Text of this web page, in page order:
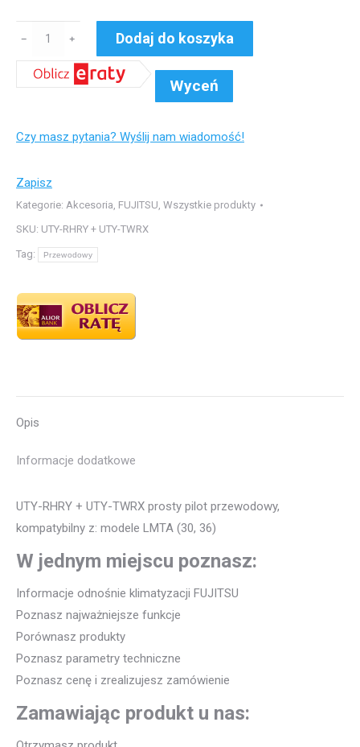
RHRY
TWRX
pilot
przewodowy,
kompatybilny
z:
LMTA
(30,
36)
﹣ ﹢ Dodaj do koszyka
Wyceń
Czy masz pytania? Wyślij nam wiadomość!
Zapisz
Kategorie: Akcesoria, FUJITSU, Wszystkie produkty
SKU: UTY-RHRY + UTY-TWRX
Tag: Przewodowy
Opis
Informacje dodatkowe
UTY-RHRY + UTY-TWRX prosty pilot przewodowy,
kompatybilny z: modele LMTA (30, 36)
W jednym miejscu poznasz:
Informacje odnośnie klimatyzacji FUJITSU
Poznasz najważniejsze funkcje
Porównasz produkty
Poznasz parametry techniczne
Poznasz cenę i zrealizujesz zamówienie
Zamawiając produkt u nas: